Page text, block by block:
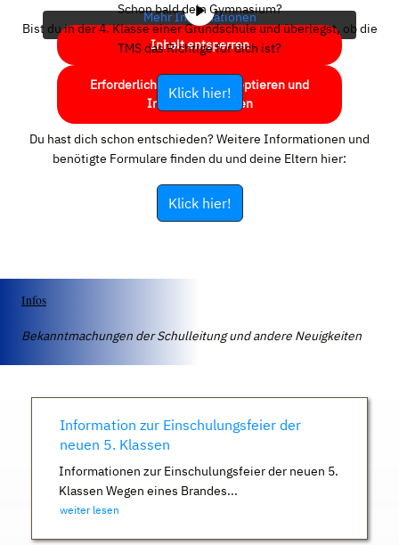
Mehr Informationen
Inhalt entsperren
Erforderlichen Service akzeptieren und
Inhalte entsperren
Schon bald dein Gymnasium?
Bist du in der 4. Klasse einer Grundschule und überlegst, ob die
TMS das Richtige für dich ist?
Klick hier!
Du hast dich schon entschieden? Weitere Informationen und
benötigte Formulare finden du und deine Eltern hier:
Klick hier!
Infos
Bekanntmachungen der Schulleitung und andere Neuigkeiten
Information zur Einschulungsfeier der
neuen 5. Klassen
Informationen zur Einschulungsfeier der neuen 5.
Klassen Wegen eines Brandes...
weiter lesen